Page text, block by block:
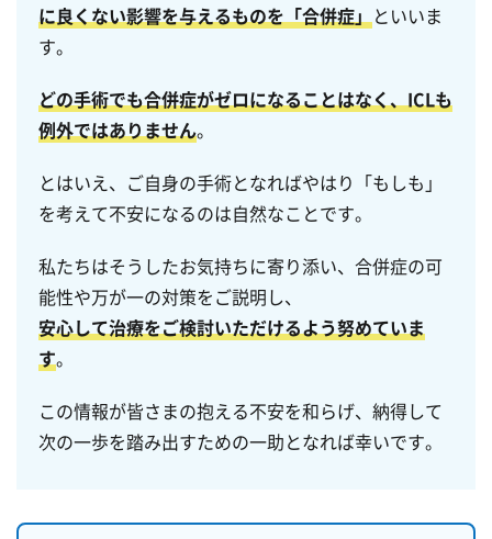
に良くない影響を与えるものを「合併症」といいま
す。
どの手術でも合併症がゼロになることはなく、ICLも
例外ではありません。
とはいえ、ご自身の手術となればやはり「もしも」
を考えて不安になるのは自然なことです。
私たちはそうしたお気持ちに寄り添い、合併症の可
能性や万が一の対策をご説明し、
安心して治療をご検討いただけるよう努めていま
す。
この情報が皆さまの抱える不安を和らげ、納得して
次の一歩を踏み出すための一助となれば幸いです。